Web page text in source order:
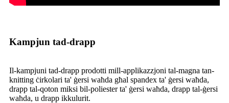
Kampjun tad-drapp
Il-kampjuni tad-drapp prodotti mill-applikazzjoni tal-magna tan-
knitting ċirkolari ta' ġersi waħda għal spandex ta' ġersi waħda,
drapp tal-qoton miksi bil-poliester ta' ġersi waħda, drapp tal-ġersi
waħda, u drapp ikkulurit.